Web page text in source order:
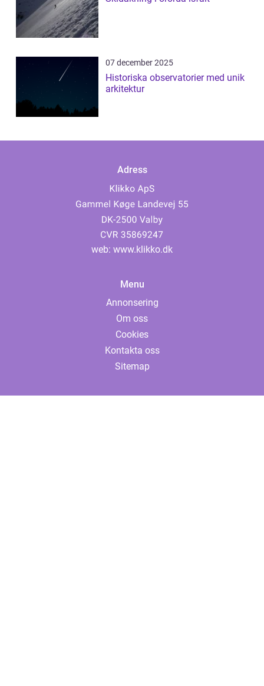
07 december 2025
Historiska observatorier med unik
arkitektur
Adress
web: www.klikko.dk
Menu
Annonsering
Om oss
Cookies
Kontakta oss
Sitemap